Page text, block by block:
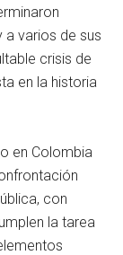
varios de sus
crisis de
en la historia
en Colombia
con
la tarea